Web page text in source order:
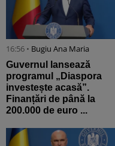
16:56 • Bugiu ⁠Ana Maria
Guvernul lansează
programul „Diaspora
investește acasă”.
Finanțări de până la
200.000 de euro ...